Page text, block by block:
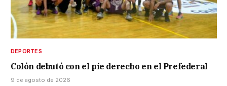
DEPORTES
Colón debutó con el pie derecho en el Prefederal
9 de agosto de 2026